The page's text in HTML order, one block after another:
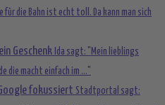
für die Bahn ist echt toll. Da kann man sich
Geschenk Ida sagt: "Mein lieblings
die macht einfach im ..."
fokussiert Stadtportal sagt: